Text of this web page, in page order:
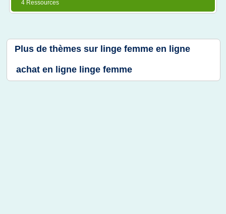
4 Ressources
Plus de thèmes sur linge femme en ligne
achat en ligne linge femme